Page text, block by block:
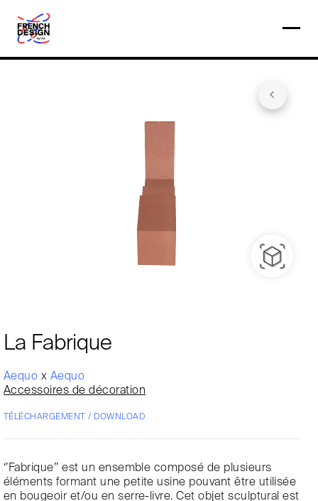
La Fabrique
Aequo x Aequo
Accessoires de décoration
TÉLÉCHARGEMENT / DOWNLOAD
‘’Fabrique’’ est un ensemble composé de plusieurs
éléments formant une petite usine pouvant être utilisée
en bougeoir et/ou en serre-livre. Cet objet sculptural est